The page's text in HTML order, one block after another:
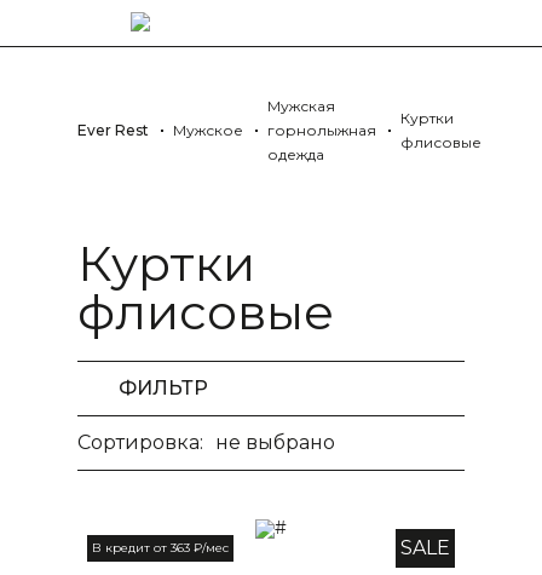
Ever Rest Мужское
Мужская
горнолыжная
одежда
Куртки
флисовые
Куртки
флисовые
ФИЛЬТР
Сортировка: не выбрано
В кредит от 363 ₽/мес SALE